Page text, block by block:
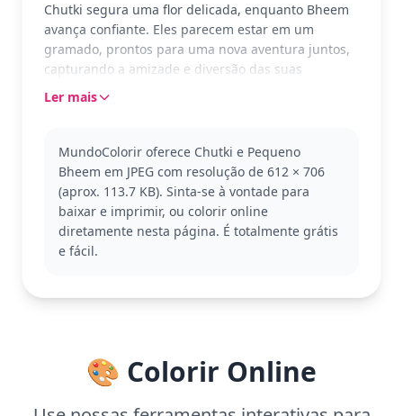
Chutki segura uma flor delicada, enquanto Bheem
avança confiante. Eles parecem estar em um
gramado, prontos para uma nova aventura juntos,
capturando a amizade e diversão das suas
aventuras em Dholakpur.
Bheem e seus amigos. Nesta imagem, vemos
Bheem em sua roupa tradicional ao lado de Chutki,
sua leal amiga. Se você gosta desta dupla, pode
gostar também de colorir outras cenas com Raju e
Kalia.
Ler mais
MundoColorir oferece Chutki e Pequeno
Bheem em JPEG com resolução de 612 × 706
(aprox. 113.7 KB). Sinta-se à vontade para
baixar e imprimir, ou colorir online
diretamente nesta página. É totalmente grátis
e fácil.
🎨 Colorir Online